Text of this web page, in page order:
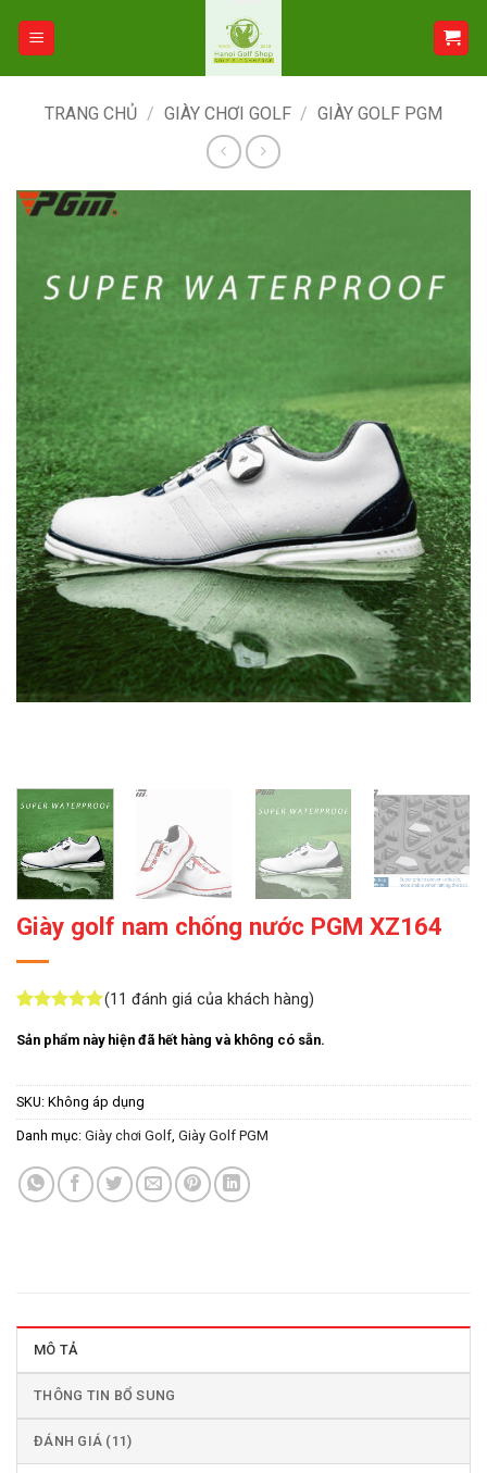
TRANG CHỦ / GIÀY CHƠI GOLF / GIÀY GOLF PGM
Giày golf nam chống nước PGM XZ164
dựa trên
(11 đánh giá của khách hàng)
Sản phẩm này hiện đã hết hàng và không có sẵn.
SKU: Không áp dụng
Danh mục: Giày chơi Golf, Giày Golf PGM
MÔ TẢ
THÔNG TIN BỔ SUNG
ĐÁNH GIÁ (11)